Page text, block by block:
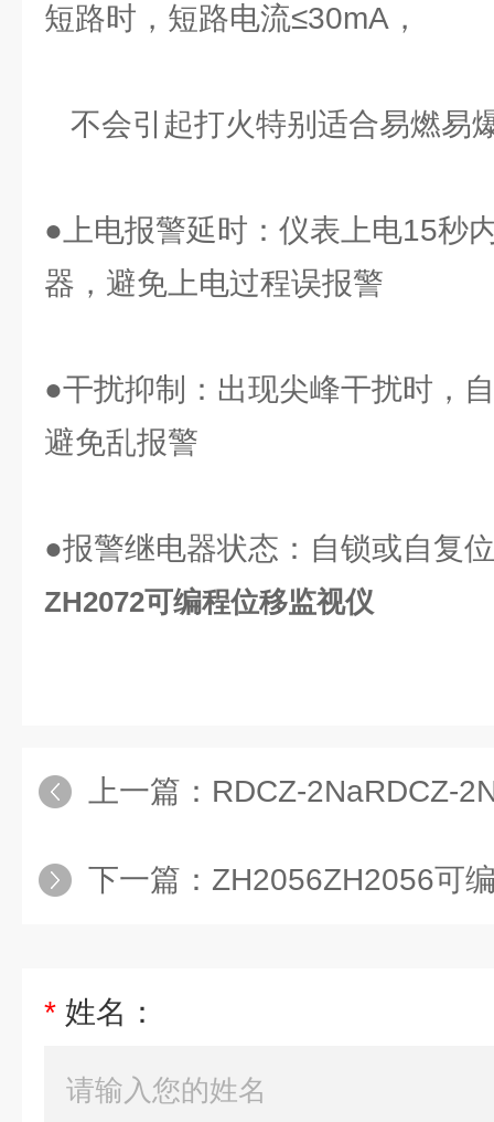
短路时，短路电流≤30mA，
不会引起打火特别适合易燃易
●上电报警延时：仪表上电15秒
器，避免上电过程误报警
●干扰抑制：出现尖峰干扰时，
避免乱报警
●报警继电器状态：自锁或自复
ZH2072可编程位移监视仪
上一篇： RDCZ-2NaRDCZ-
下一篇： ZH2056ZH2056可
* 姓名：